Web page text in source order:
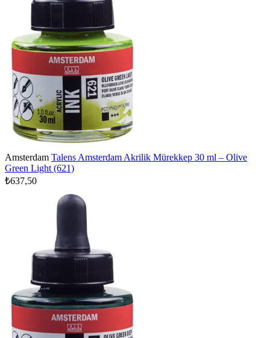
Amsterdam Talens Amsterdam Akrilik Mürekkep 30 ml – Olive
Green Light (621)
₺637,50